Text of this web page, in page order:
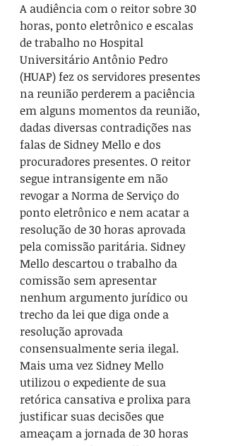
A audiência com o reitor sobre 30
horas, ponto eletrônico e escalas
de trabalho no Hospital
Universitário Antônio Pedro
(HUAP) fez os servidores presentes
na reunião perderem a paciência
em alguns momentos da reunião,
dadas diversas contradições nas
falas de Sidney Mello e dos
procuradores presentes. O reitor
segue intransigente em não
revogar a Norma de Serviço do
ponto eletrônico e nem acatar a
resolução de 30 horas aprovada
pela comissão paritária. Sidney
Mello descartou o trabalho da
comissão sem apresentar
nenhum argumento jurídico ou
trecho da lei que diga onde a
resolução aprovada
consensualmente seria ilegal.
Mais uma vez Sidney Mello
utilizou o expediente de sua
retórica cansativa e prolixa para
justificar suas decisões que
ameaçam a jornada de 30 horas